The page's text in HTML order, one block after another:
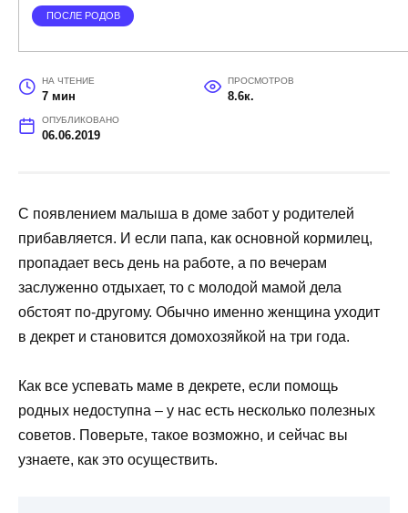
ПОСЛЕ РОДОВ
НА ЧТЕНИЕ
7 мин
ПРОСМОТРОВ
8.6к.
ОПУБЛИКОВАНО
06.06.2019
С появлением малыша в доме забот у родителей
прибавляется. И если папа, как основной кормилец,
пропадает весь день на работе, а по вечерам
заслуженно отдыхает, то с молодой мамой дела
обстоят по-другому. Обычно именно женщина уходит
в декрет и становится домохозяйкой на три года.
Как все успевать маме в декрете, если помощь
родных недоступна – у нас есть несколько полезных
советов. Поверьте, такое возможно, и сейчас вы
узнаете, как это осуществить.